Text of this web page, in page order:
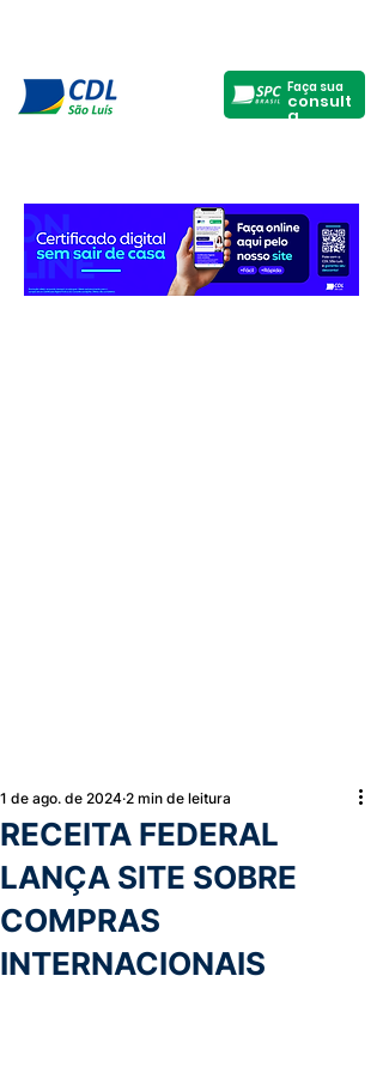
Faça sua
consult
a
RECEITA FEDERAL
LANÇA SITE SOBRE
COMPRAS
INTERNACIONAIS
1 de ago. de 2024 2 min de leitura